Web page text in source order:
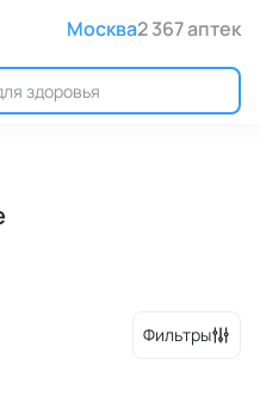
Москва2 367 аптек
Фильтры